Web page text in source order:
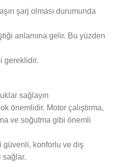
şarj olması durumunda
anlamına gelir. Bu yüzden
gereklidir.
sağlayın
önemlidir. Motor çalıştırma,
ve soğutma gibi önemli
konforlu ve dış
sağlar.